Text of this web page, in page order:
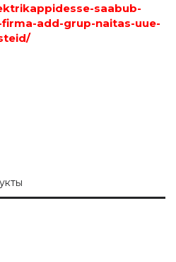
saabub-
add-grup-naitas-uue-